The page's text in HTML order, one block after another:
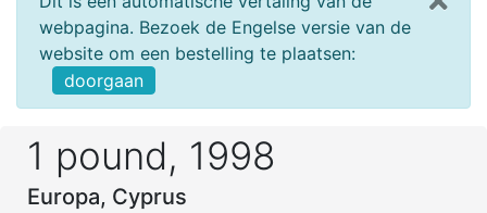
webpagina. Bezoek de Engelse versie van de
website om een bestelling te plaatsen:
doorgaan
1 pound, 1998
Europa, Cyprus